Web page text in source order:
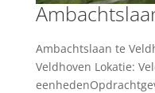
Ambachtslaan te
Veldhoven Lokatie: